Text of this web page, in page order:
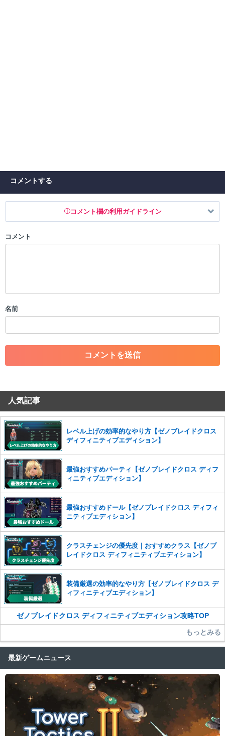
コメントする
コメント欄の利用ガイドライン
以下の書き込みを禁止とし、場合によってはコメント削除や書き込み制
・一度削除された投稿を再び投稿すること
・アカウントの売買など金銭が絡む内容の投稿
・各ゲームのネタバレを含む内容の投稿
・その他、管理者が不適切と判断した投稿
コメントの削除を申請する
せていただきます。ご了承ください。
※一度削除したコメントは復元ができませんのでご注意くだ
さい。
また、過度な利用規約の違反や、弊社に損害の及ぶ内容の書き込みがあ
った場合は、法的措置をとらせていただく場合もございますので、あら
かじめご理解くださいませ。
コメント
名前
人気記事
レベル上げの効率的なやり方【ゼノブレイドクロス
ディフィニティブエディション】
最強おすすめパーティ【ゼノブレイドクロス ディフ
ィニティブエディション】
最強おすすめドール【ゼノブレイドクロス ディフィ
ニティブエディション】
クラスチェンジの優先度｜おすすめクラス【ゼノブ
レイドクロス ディフィニティブエディション】
装備厳選の効率的なやり方【ゼノブレイドクロス デ
ィフィニティブエディション】
ゼノブレイドクロス ディフィニティブエディション攻略TOP
もっとみる
最新ゲームニュース